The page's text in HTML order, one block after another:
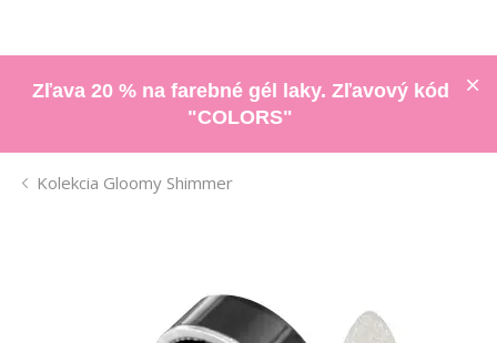
Zľava 20 % na farebné gél laky. Zľavový kód
"COLORS"
Kolekcia Gloomy Shimmer